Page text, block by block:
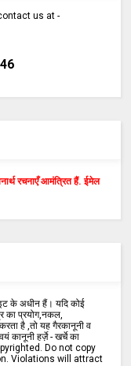
us at -
रचनाएँ आमंत्रित हैं. ईमेल
के अधीन हैं। यदि कोई
का प्रयोग,नकल,
है ,तो यह गैरकानूनी व
कानूनी हर्ज़े - खर्चे का
Do not copy
Violations will attract